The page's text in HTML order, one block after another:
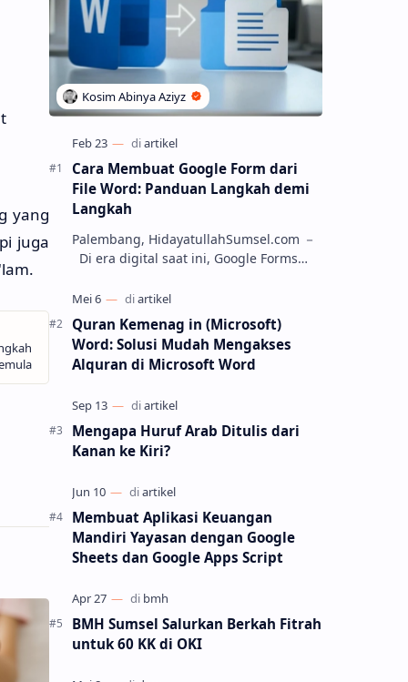
yang
juga
Cara Membuat Google Form dari
File Word: Panduan Langkah demi
Langkah
Palembang, HidayatullahSumsel.com －
Di era digital saat ini, Google Forms
populer untuk membuat kuesioner, soa…
Quran Kemenag in (Microsoft)
Word: Solusi Mudah Mengakses
Alquran di Microsoft Word
Mengapa Huruf Arab Ditulis dari
Kanan ke Kiri?
Membuat Aplikasi Keuangan
Mandiri Yayasan dengan Google
Sheets dan Google Apps Script
BMH Sumsel Salurkan Berkah Fitrah
untuk 60 KK di OKI